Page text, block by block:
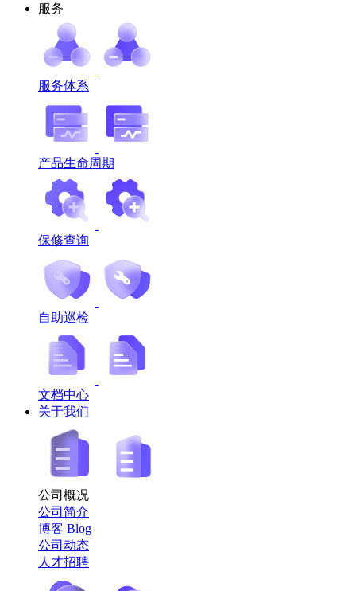
服务
服务体系
产品生命周期
保修查询
自助巡检
文档中心
关于我们
公司概况
公司简介
博客 Blog
公司动态
人才招聘